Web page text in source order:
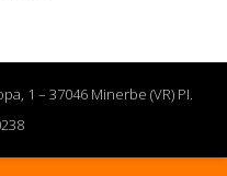
1 – 37046 Minerbe (VR) PI.